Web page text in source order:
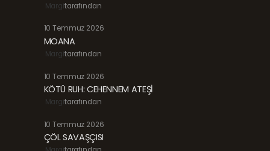
Margitarafından
10 Temmuz 2026
MOANA
Margitarafından
10 Temmuz 2026
KÖTÜ RUH: CEHENNEM ATEŞİ
Margitarafından
10 Temmuz 2026
ÇÖL SAVAŞÇISI